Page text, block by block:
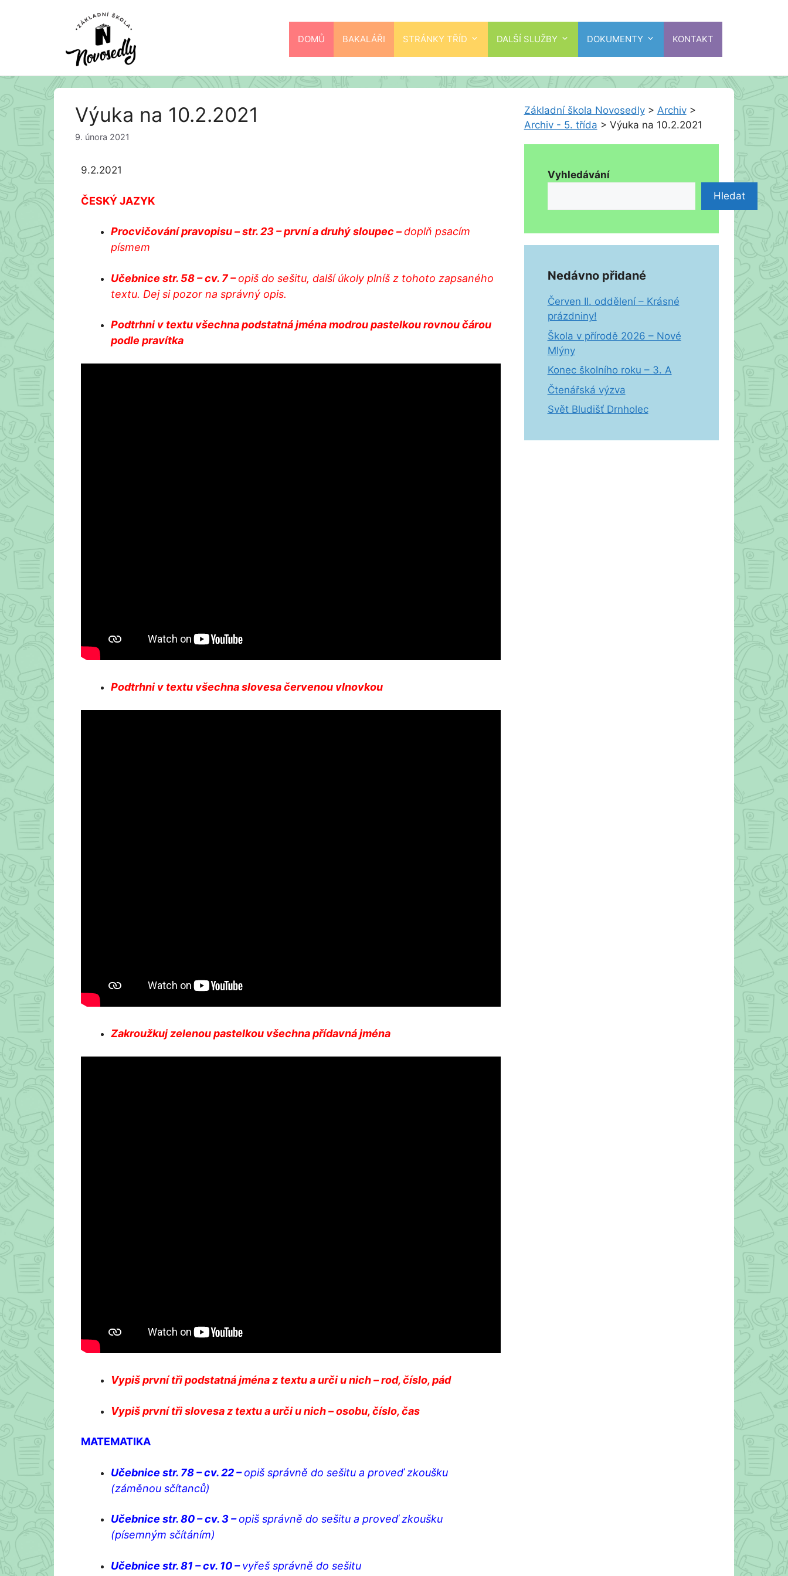
DOMŮ BAKALÁŘI STRÁNKY TŘÍD DALŠÍ SLUŽBY DOKUMENTY KONTAKT
Výuka na 10.2.2021
9. února 2021
9.2.2021
ČESKÝ JAZYK
Procvičování pravopisu – str. 23 – první a druhý sloupec –doplň psacím
písmem
Učebnice str. 58 – cv. 7 –opiš do sešitu, další úkoly plníš z tohoto zapsaného
textu. Dej si pozor na správný opis.
Podtrhni v textu všechna podstatná jména modrou pastelkou rovnou čárou
podle pravítka
Podtrhni v textu všechna slovesa červenou vlnovkou
Zakroužkuj zelenou pastelkou všechna přídavná jména
Vypiš první tři podstatná jména z textu a urči u nich – rod, číslo, pád
Vypiš první tři slovesa z textu a urči u nich – osobu, číslo, čas
MATEMATIKA
Učebnice str. 78 – cv. 22 –opiš správně do sešitu a proveď zkoušku
(záměnou sčítanců)
Učebnice str. 80 – cv. 3 –opiš správně do sešitu a proveď zkoušku
(písemným sčítáním)
Učebnice str. 81 – cv. 10 –vyřeš správně do sešitu
Základní škola Novosedly> Archiv>
Archiv - 5. třída > Výuka na 10.2.2021
Vyhledávání
Hledat
Nedávno přidané
Červen II. oddělení – Krásné
prázdniny!
Škola v přírodě 2026 – Nové
Mlýny
Konec školního roku – 3. A
Čtenářská výzva
Svět Bludišť Drnholec